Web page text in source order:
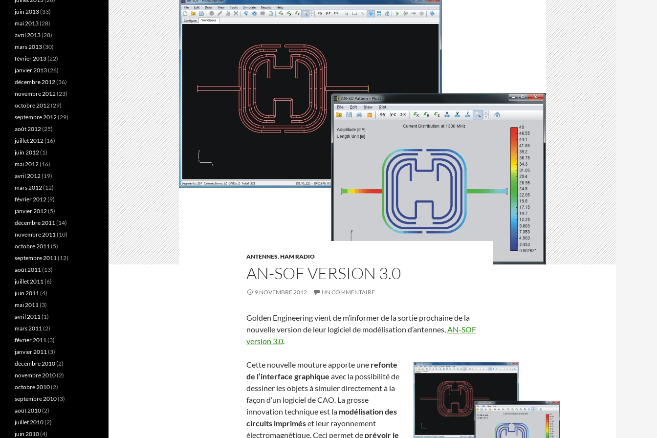
ANTENNES,HAM RADIO
AN-SOF VERSION 3.0
9 NOVEMBRE 2012 UN COMMENTAIRE
Golden Engineering vient de m’informer de la sortie prochaine de la
nouvelle version de leur logiciel de modélisation d’antennes, AN-SOF
version 3.0
Cette nouvelle mouture apporte une refonte
de l’interface graphique avec la possibilité de
dessiner les objets à simuler directement à la
façon d’un logiciel de CAO. La grosse
innovation technique est la modélisation des
circuits impriméset leur rayonnement
électromagnétique. Ceci permet de prévoir le
juin 2013(33)
mai 2013(28)
avril 2013(28)
mars 2013(30)
février 2013(22)
janvier 2013(26)
décembre 2012(36)
novembre 2012(23)
octobre 2012(29)
septembre 2012(29)
août 2012(25)
juillet 2012(16)
juin 2012(1)
mai 2012(16)
avril 2012(19)
mars 2012(12)
février 2012(9)
janvier 2012(5)
décembre 2011(14)
novembre 2011(10)
octobre 2011(5)
septembre 2011(12)
août 2011(13)
juillet 2011(6)
juin 2011(4)
mai 2011(3)
avril 2011(1)
mars 2011(2)
février 2011(3)
janvier 2011(3)
décembre 2010(2)
novembre 2010(2)
octobre 2010(2)
septembre 2010(3)
août 2010(2)
juillet 2010(2)
juin 2010(4)